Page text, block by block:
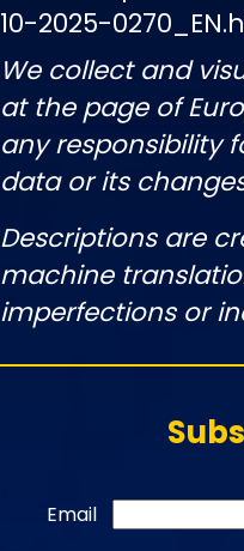
10-2025-
We collect and
at the page of
any responsibility
data or its
Descriptions are
machine
imperfections or
Email